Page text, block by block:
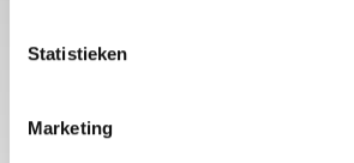
Statistieken
Marketing
jonge moeders. Een online
inspirerende blogs en handige artikelen